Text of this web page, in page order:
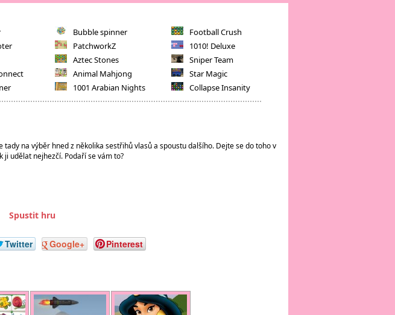
Bubble spinner
PatchworkZ
Aztec Stones
Animal Mahjong
1001 Arabian Nights
Football Crush
1010! Deluxe
Sniper Team
Star Magic
Collapse Insanity
na výběr hned z několika sestřihů vlasů a spoustu dalšího. Dejte se do toho v
udělat nejhezčí. Podaří se vám to?
Spustit hru
Twitter Google+ Pinterest